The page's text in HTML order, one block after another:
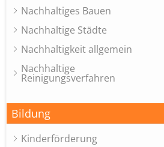
Nachhaltiges Bauen
Nachhaltige Städte
Nachhaltigkeit allgemein
Nachhaltige
Reinigungsverfahren
Bildung
Kinderförderung